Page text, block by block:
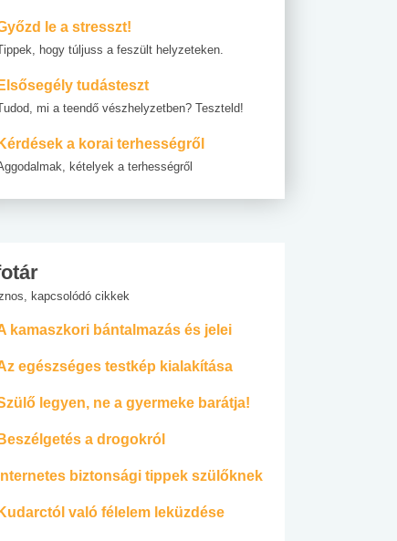
le a stresszt!
hogy túljuss a feszült helyzeteken.
Elsősegély tudásteszt
mi a teendő vészhelyzetben? Teszteld!
Kérdések a korai terhességről
kételyek a terhességről
kapcsolódó cikkek
kamaszkori bántalmazás és jelei
egészséges testkép kialakítása
legyen, ne a gyermeke barátja!
Beszélgetés a drogokról
Internetes biztonsági tippek szülőknek
Kudarctól való félelem leküzdése